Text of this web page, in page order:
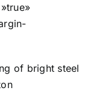
of bright steel